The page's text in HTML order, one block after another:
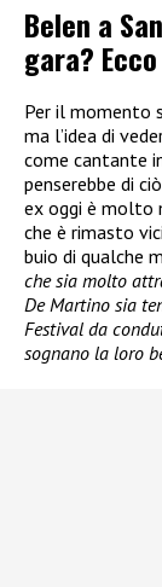
Belen a
gara?
Per il momento
ma l’idea di
come cantante
penserebbe di ciò
ex oggi è molto
che è rimasto
buio di qualche
che sia molto
De Martino sia
Festival da
sognano la loro